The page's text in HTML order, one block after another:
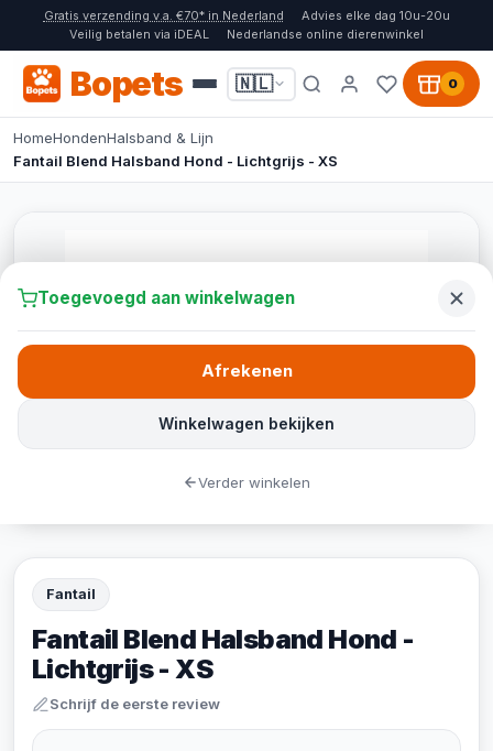
Gratis verzending v.a. €70* in Nederland
Advies elke dag 10u-20u
Veilig betalen via iDEAL
Nederlandse online dierenwinkel
Bopets 🇳🇱 0
HomeHondenHalsband & Lijn
Fantail Blend Halsband Hond - Lichtgrijs - XS
Fantail
Fantail Blend Halsband Hond -
Lichtgrijs - XS
Schrijf de eerste review
Toegevoegd aan winkelwagen
Winkelwagen bekijken
Afrekenen
Verder winkelen